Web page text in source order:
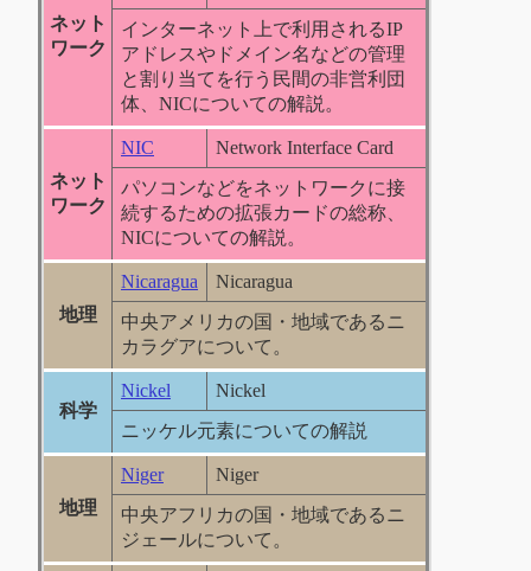
ネット
ワーク
インターネット上で利用されるIP
アドレスやドメイン名などの管理
と割り当てを行う民間の非営利団
体、NICについての解説。
ネット
ワーク
NIC
Network Interface Card
パソコンなどをネットワークに接
続するための拡張カードの総称、
NICについての解説。
地理
Nicaragua
Nicaragua
中央アメリカの国・地域であるニ
カラグアについて。
科学
Nickel
Nickel
ニッケル元素についての解説
地理
Niger
Niger
中央アフリカの国・地域であるニ
ジェールについて。